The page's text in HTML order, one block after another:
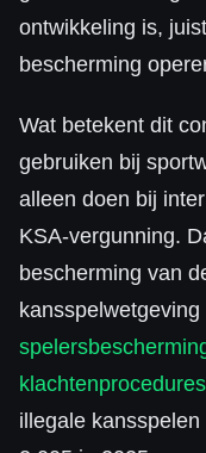
ontwikkeling is,
bescherming
Wat betekent dit
gebruiken bij
alleen doen bij
KSA-vergunning.
bescherming van
klachtenprocedures
illegale